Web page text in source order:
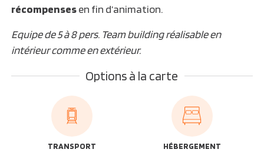
récompensesen fin d’animation.
Equipe de 5 à 8 pers. Team building réalisable en
intérieur comme en extérieur.
Options à la carte
TRANSPORT HÉBERGEMENT